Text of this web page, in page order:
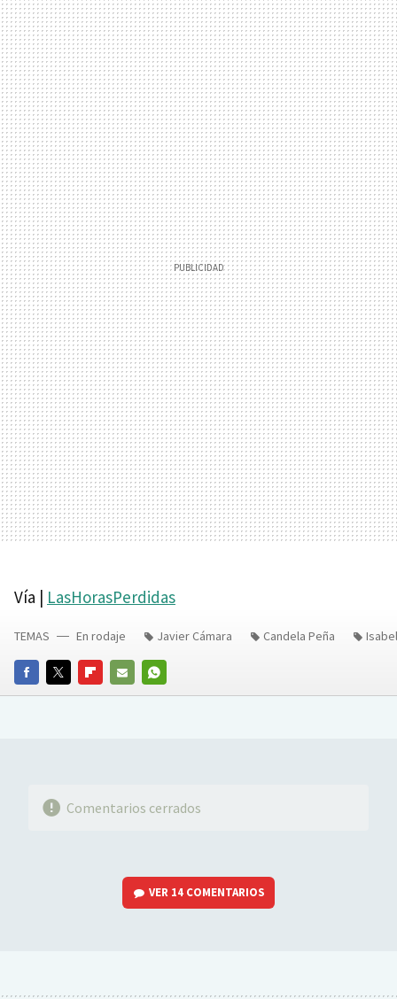
Vía | LasHorasPerdidas
FACEBOOKTWITTERFLIPBOARD
E-
WHATSAPP
TEMAS En rodaje Javier Cámara Candela Peña
Comentarios cerrados
VER 14 COMENTARIOS